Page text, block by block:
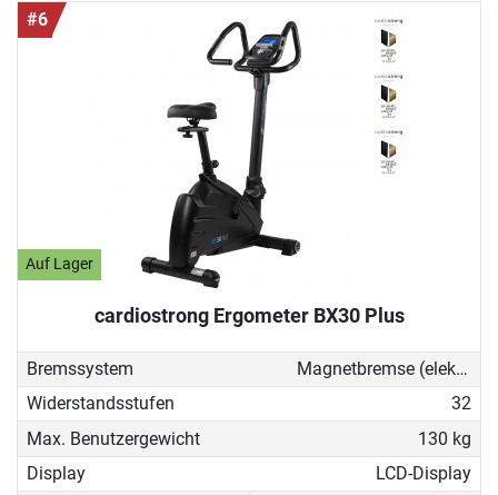
#6
Auf Lager
cardiostrong Ergometer BX30 Plus
Bremssystem
Magnetbremse (elektronisch)
Widerstandsstufen
32
Max. Benutzergewicht
130 kg
Display
LCD-Display